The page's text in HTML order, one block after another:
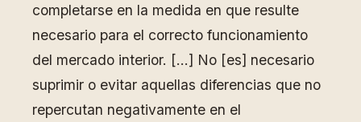
completarse en la medida en que resulte
necesario para el correcto funcionamiento
del mercado interior. […] No [es] necesario
suprimir o evitar aquellas diferencias que no
repercutan negativamente en el